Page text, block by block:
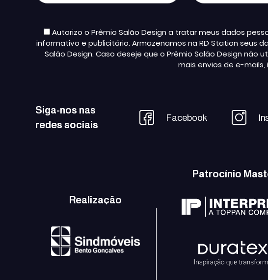
Autorizo o Prêmio Salão Design a tratar meus dados
informativo e publicitário. Armazenamos na RD Station seus
Salão Design. Caso deseje que o Prêmio Salão Design
mais envios de e-
Siga-nos nas
redes sociais
Facebook
Realização
Patrocínio